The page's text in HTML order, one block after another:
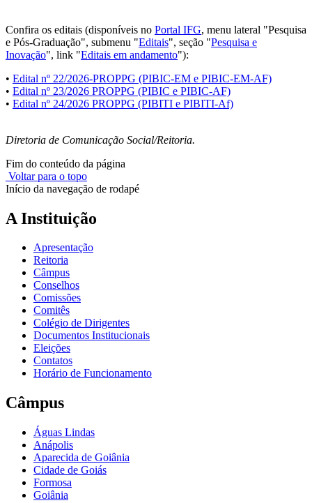
Confira os editais (disponíveis no Portal IFG, menu lateral "Pesquisa
e Pós-Graduação", submenu "Editais", seção "Pesquisa e
Inovação", link "Editais em andamento"):
• Edital nº 22/2026-PROPPG (PIBIC-EM e PIBIC-EM-AF)
• Edital nº 23/2026 PROPPG (PIBIC e PIBIC-AF)
• Edital nº 24/2026 PROPPG (PIBITI e PIBITI-Af)
Diretoria de Comunicação Social/Reitoria.
Fim do conteúdo da página
Voltar para o topo
Início da navegação de rodapé
A Instituição
Apresentação
Reitoria
Câmpus
Conselhos
Comissões
Comitês
Colégio de Dirigentes
Documentos Institucionais
Eleições
Contatos
Horário de Funcionamento
Câmpus
Águas Lindas
Anápolis
Aparecida de Goiânia
Cidade de Goiás
Formosa
Goiânia